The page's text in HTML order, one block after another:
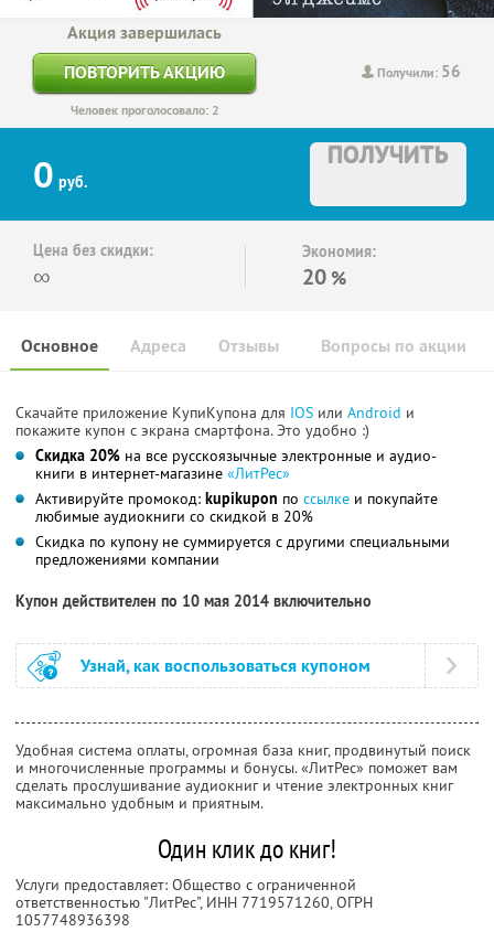
Получили: 56
Акция завершилась
ПОВТОРИТЬ АКЦИЮ
Человек проголосовало: 2
0 руб.
ПОЛУЧИТЬ
Цена без скидки:
∞
Экономия:
20 %
Основное Отзывы Вопросы по акции
Адреса
Скачайте приложение КупиКупона для IOS или Android и
покажите купон с экрана смартфона. Это удобно :)
Скидка 20% на все русскоязычные электронные и аудио-
книги в интернет-магазине «ЛитРес»
Активируйте промокод: kupikupon по ссылке и покупайте
любимые аудиокниги со скидкой в 20%
Скидка по купону не суммируется с другими специальными
предложениями компании
Купон действителен по 10 мая 2014 включительно
Узнай, как воспользоваться купоном
Удобная система оплаты, огромная база книг, продвинутый поиск
и многочисленные программы и бонусы. «ЛитРес» поможет вам
сделать прослушивание аудиокниг и чтение электронных книг
максимально удобным и приятным.
Один клик до книг!
Услуги предоставляет: Общество с ограниченной
ответственностью "ЛитРес", ИНН 7719571260, ОГРН
1057748936398